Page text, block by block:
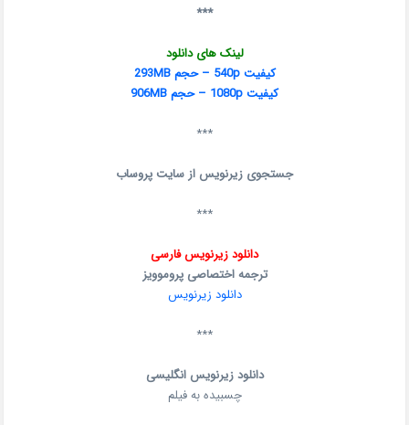
***
لینک های دانلود
کیفیت 540p – حجم 293MB
کیفیت 1080p – حجم 906MB
***
جستجوی زیرنویس از سایت پروساب
***
دانلود زیرنویس فارسی
ترجمه اختصاصی پروموویز
دانلود زیرنویس
***
دانلود زیرنویس انگلیسی
چسبیده به فیلم